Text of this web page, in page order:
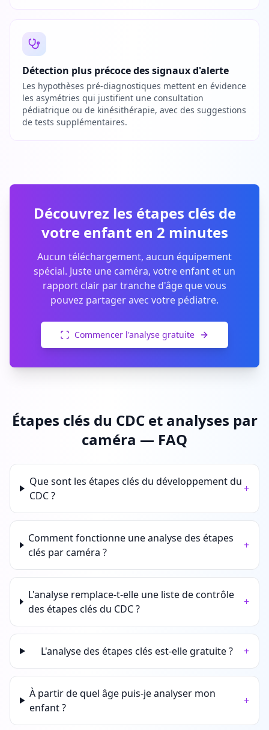
Détection plus précoce des signaux d'alerte
Les hypothèses pré-diagnostiques mettent en évidence
les asymétries qui justifient une consultation
pédiatrique ou de kinésithérapie, avec des suggestions
de tests supplémentaires.
Découvrez les étapes clés de
votre enfant en 2 minutes
Aucun téléchargement, aucun équipement
spécial. Juste une caméra, votre enfant et un
rapport clair par tranche d'âge que vous
pouvez partager avec votre pédiatre.
Commencer l'analyse gratuite
Étapes clés du CDC et analyses par
caméra — FAQ
Que sont les étapes clés du développement du
CDC ?
+
Comment fonctionne une analyse des étapes
clés par caméra ?
+
L'analyse remplace-t-elle une liste de contrôle
des étapes clés du CDC ?
+
L'analyse des étapes clés est-elle gratuite ? +
À partir de quel âge puis-je analyser mon
enfant ?
+